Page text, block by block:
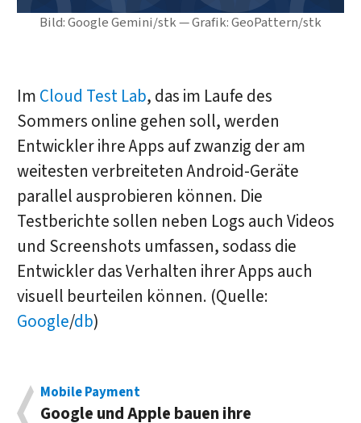
Bild: Google Gemini/stk — Grafik: GeoPattern/stk
Im Cloud Test Lab, das im Laufe des
Sommers online gehen soll, werden
Entwickler ihre Apps auf zwanzig der am
weitesten verbreiteten Android-Geräte
parallel ausprobieren können. Die
Testberichte sollen neben Logs auch Videos
und Screenshots umfassen, sodass die
Entwickler das Verhalten ihrer Apps auch
visuell beurteilen können. (Quelle:
Google/db)
Mobile Payment
Google und Apple bauen ihre